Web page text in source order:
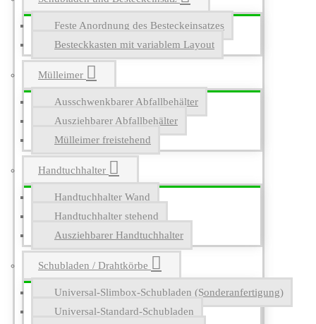
Feste Anordnung des Besteckeinsatzes
Besteckkasten mit variablem Layout
Mülleimer
Ausschwenkbarer Abfallbehälter
Ausziehbarer Abfallbehälter
Mülleimer freistehend
Handtuchhalter
Handtuchhalter Wand
Handtuchhalter stehend
Ausziehbarer Handtuchhalter
Schubladen / Drahtkörbe
Universal-Slimbox-Schubladen (Sonderanfertigung)
Universal-Standard-Schubladen